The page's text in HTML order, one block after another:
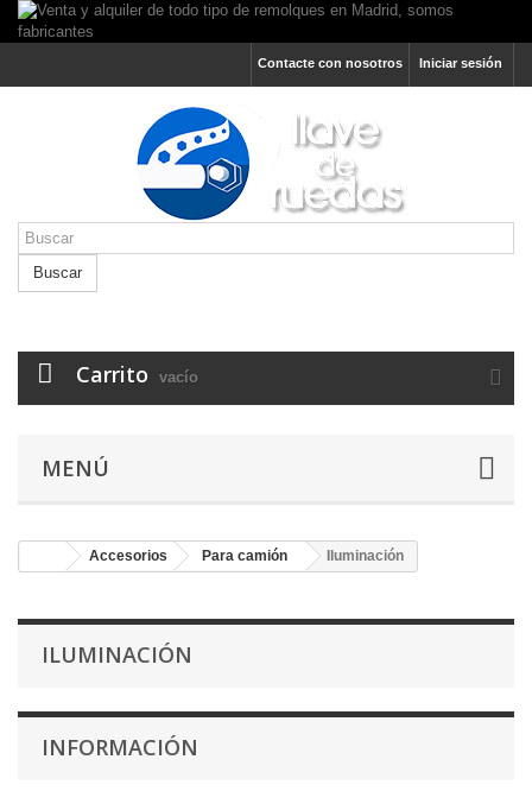
Iniciar sesión
Contacte con nosotros
Buscar
Carrito vacío
MENÚ
Accesorios Para camión Iluminación
ILUMINACIÓN
INFORMACIÓN